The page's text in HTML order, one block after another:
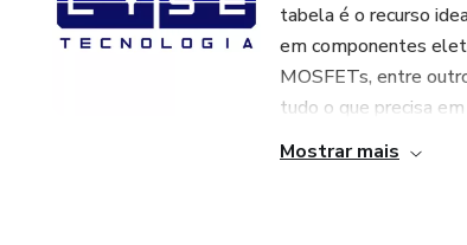
tabela é o recurso
em componentes
MOSFETs, entre
tudo o que precisa em
Mostrar mais